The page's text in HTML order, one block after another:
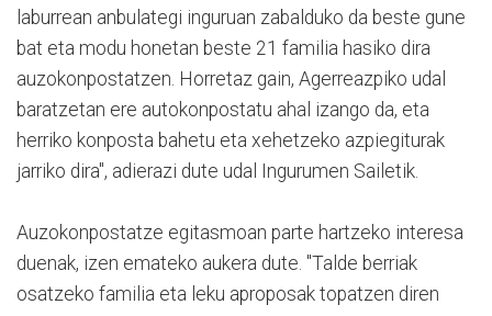
laburrean anbulategi inguruan zabalduko da beste gune
bat eta modu honetan beste 21 familia hasiko dira
auzokonpostatzen. Horretaz gain, Agerreazpiko udal
baratzetan ere autokonpostatu ahal izango da, eta
herriko konposta bahetu eta xehetzeko azpiegiturak
jarriko dira", adierazi dute udal Ingurumen Sailetik.
Auzokonpostatze egitasmoan parte hartzeko interesa
duenak, izen emateko aukera dute. "Talde berriak
osatzeko familia eta leku aproposak topatzen diren